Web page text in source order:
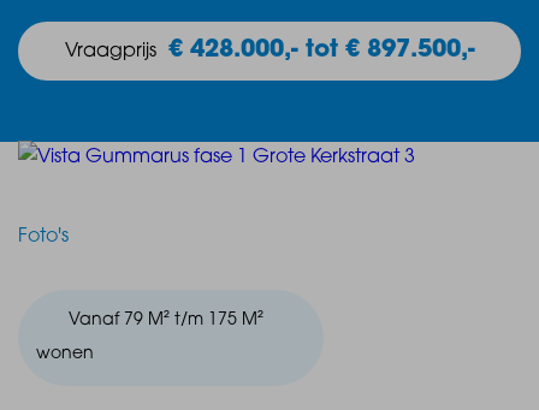
Vraagprijs € 428.000,- tot € 897.500,-
Foto's
Vanaf 79 M² t/m 175 M²
wonen